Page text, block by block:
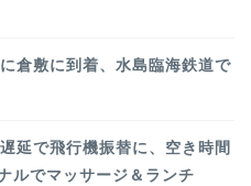
倉敷に到着、水島臨海鉄道で
延で飛行機振替に、空き時間
ルでマッサージ＆ランチ